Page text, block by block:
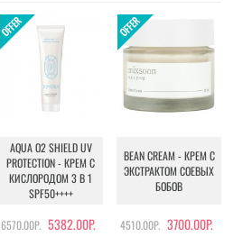
AQUA O2 SHIELD UV
PROTECTION - КРЕМ С
КИСЛОРОДОМ 3 В 1
SPF50++++
6570.00Р. 5382.00Р.
BEAN CREAM - КРЕМ С
ЭКСТРАКТОМ СОЕВЫХ
БОБОВ
4510.00Р. 3700.00Р.